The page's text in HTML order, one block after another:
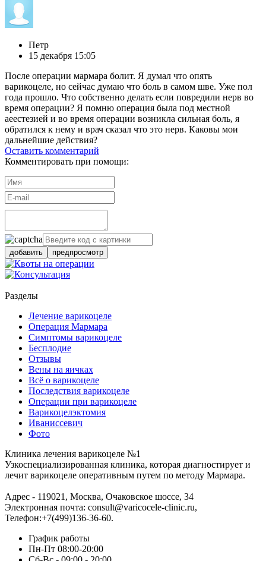
Петр
15 декабря 15:05
После операции мармара болит. Я думал что опять
варикоцеле, но сейчас думаю что боль в самом шве. Уже пол
года прошло. Что собственно делать если повредили нерв во
время операции? Я помню операция была под местной
аеестезией и во время операции возникла сильная боль, я
обратился к нему и врач сказал что это нерв. Каковы мои
дальнейшие действия?
Оставить комментарий
Комментировать при помощи:
добавить предпросмотр
Разделы
Лечение варикоцеле
Операция Мармара
Симптомы варикоцеле
Бесплодие
Отзывы
Вены на яичках
Всё о варикоцеле
Последствия варикоцеле
Операции при варикоцеле
Варикоцелэктомия
Иваниссевич
Фото
Клиника лечения варикоцеле №1
Узкоспециализированная клиника, которая диагностирует и
лечит варикоцеле оперативным путем по методу Мармара.
Адрес - 119021 , Москва, Очаковское шоссе, 34
Электронная почта: consult@varicocele-clinic.ru,
Телефон:+7(499)136-36-60.
График работы
Пн-Пт 08:00-20:00